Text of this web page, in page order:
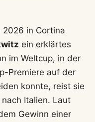
2026 in Cortina
ein erklärtes
im Weltcup, in der
Premiere auf der
konnte, reist sie
Italien. Laut
Gewinn einer